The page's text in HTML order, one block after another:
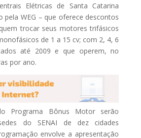
Elétricas de Santa Catarina
pela WEG – que oferece descontos
trocar seus motores trifásicos
de 1 a 15 cv; com 2, 4, 6
até 2009 e que operem, no
por ano.
Programa Bônus Motor serão
do SENAI de dez cidades
envolve a apresentação